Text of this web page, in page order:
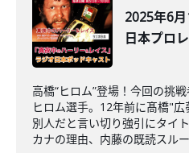
2025年6
日本プロレ
高橋“ヒロム”登場！今回の挑
ヒロム選手。12年前に髙橋"広
別人だと言い切り強引にタイ
カナの理由、内藤の既読スル